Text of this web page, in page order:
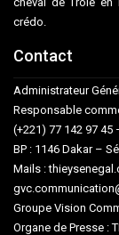
crédo.
Contact
Administrateur
Responsable
(+221) 77 142 97 45
BP : 1146 Dakar –
Mails :
Groupe Vision
Organe de Presse :